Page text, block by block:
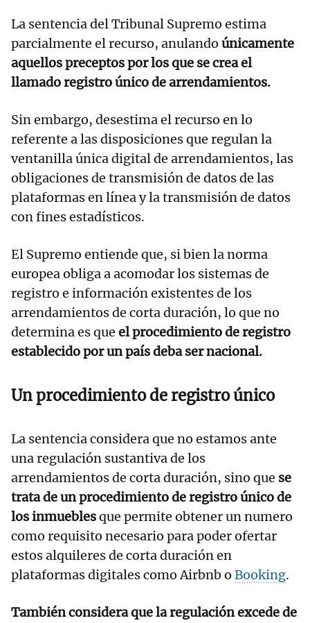
La sentencia del Tribunal Supremo estima
parcialmente el recurso, anulando únicamente
aquellos preceptos por los que se crea el
llamado registro único de arrendamientos.
Sin embargo, desestima el recurso en lo
referente a las disposiciones que regulan la
ventanilla única digital de arrendamientos, las
obligaciones de transmisión de datos de las
plataformas en línea y la transmisión de datos
con fines estadísticos.
El Supremo entiende que, si bien la norma
europea obliga a acomodar los sistemas de
registro e información existentes de los
arrendamientos de corta duración, lo que no
determina es que el procedimiento de registro
establecido por un país deba ser nacional.
Un procedimiento de registro único
La sentencia considera que no estamos ante
una regulación sustantiva de los
arrendamientos de corta duración, sino que se
trata de un procedimiento de registro único de
los inmueblesque permite obtener un numero
como requisito necesario para poder ofertar
estos alquileres de corta duración en
plataformas digitales como Airbnb o Booking.
También considera que la regulación excede de